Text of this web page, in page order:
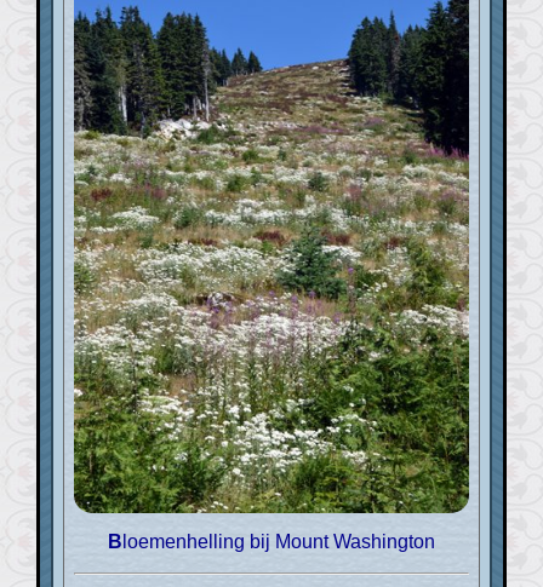
Bloemenhelling bij Mount Washington